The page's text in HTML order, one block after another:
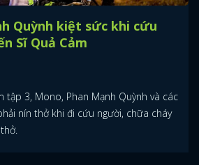
Quỳnh kiệt sức khi cứu
Sĩ Quả Cảm
tập 3, Mono, Phan Mạnh Quỳnh và các
nín thở khi đi cứu người, chữa cháy